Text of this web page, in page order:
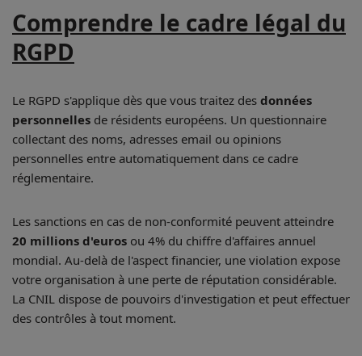
Comprendre le cadre légal du
RGPD
Le RGPD s'applique dès que vous traitez des données
personnelles de résidents européens. Un questionnaire
collectant des noms, adresses email ou opinions
personnelles entre automatiquement dans ce cadre
réglementaire.
Les sanctions en cas de non-conformité peuvent atteindre
20 millions d'euros ou 4% du chiffre d'affaires annuel
mondial. Au-delà de l'aspect financier, une violation expose
votre organisation à une perte de réputation considérable.
La CNIL dispose de pouvoirs d'investigation et peut effectuer
des contrôles à tout moment.